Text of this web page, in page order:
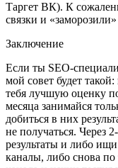
Таргет ВК). К
связки и
Заключение
Если ты SEO-
мой совет будет
тебя лучшую оценку
месяца занимайся
добиться в них
не получаться. Через
результаты и либо
каналы, либо снова